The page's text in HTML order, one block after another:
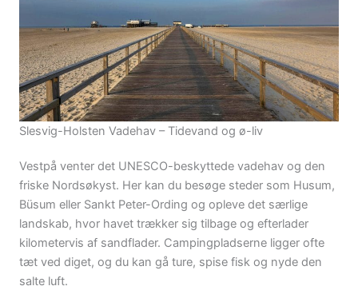
Slesvig-Holsten Vadehav – Tidevand og ø-liv
Vestpå venter det UNESCO-beskyttede vadehav og den
friske Nordsøkyst. Her kan du besøge steder som Husum,
Büsum eller Sankt Peter-Ording og opleve det særlige
landskab, hvor havet trækker sig tilbage og efterlader
kilometervis af sandflader. Campingpladserne ligger ofte
tæt ved diget, og du kan gå ture, spise fisk og nyde den
salte luft.